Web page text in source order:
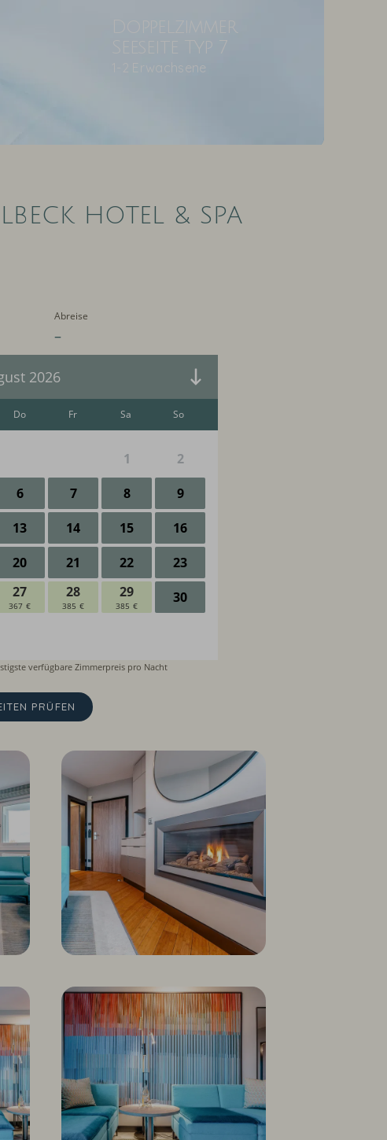
Doppelzimmer
Seeseite Typ 7
1-2 Erwachsene
HOTEL & SPA
EN PRÜFEN